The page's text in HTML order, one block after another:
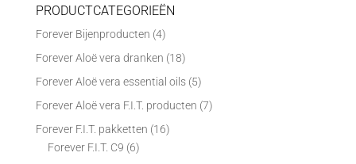
PRODUCTCATEGORIEËN
Forever Bijenproducten (4)
Forever Aloë vera dranken (18)
Forever Aloë vera essential oils (5)
Forever Aloë vera F.I.T. producten (7)
Forever F.I.T. pakketten (16)
Forever F.I.T. C9 (6)